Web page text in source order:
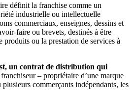
définit la franchise comme un
industrielle ou intellectuelle
commerciaux, enseignes, dessins et
faire ou brevets, destinés à être
produits ou la prestation de services à
un contrat de distribution qui
– propriétaire d’une marque
plusieurs commerçants indépendants, les